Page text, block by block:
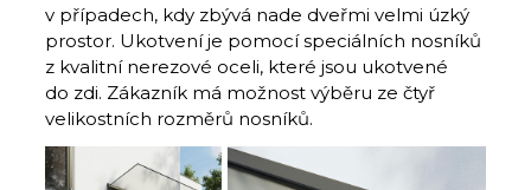
v případech, kdy zbývá nade dveřmi velmi úzký
prostor. Ukotvení je pomocí speciálních nosníků
z kvalitní nerezové oceli, které jsou ukotvené
do zdi. Zákazník má možnost výběru ze čtyř
velikostních rozměrů nosníků.